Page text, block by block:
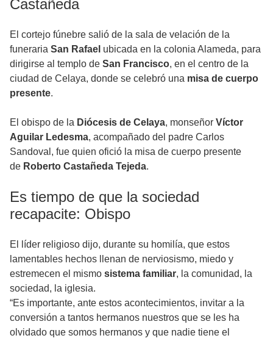
Castañeda
El cortejo fúnebre salió de la sala de velación de la
funeraria San Rafael ubicada en la colonia Alameda, para
dirigirse al templo de San Francisco, en el centro de la
ciudad de Celaya, donde se celebró una misa de cuerpo
presente.
El obispo de la Diócesis de Celaya, monseñor Víctor
Aguilar Ledesma, acompañado del padre Carlos
Sandoval, fue quien ofició la misa de cuerpo presente
de Roberto Castañeda Tejeda.
Es tiempo de que la sociedad
recapacite: Obispo
El líder religioso dijo, durante su homilía, que estos
lamentables hechos llenan de nerviosismo, miedo y
estremecen el mismo sistema familiar, la comunidad, la
sociedad, la iglesia.
“Es importante, ante estos acontecimientos, invitar a la
conversión a tantos hermanos nuestros que se les ha
olvidado que somos hermanos y que nadie tiene el